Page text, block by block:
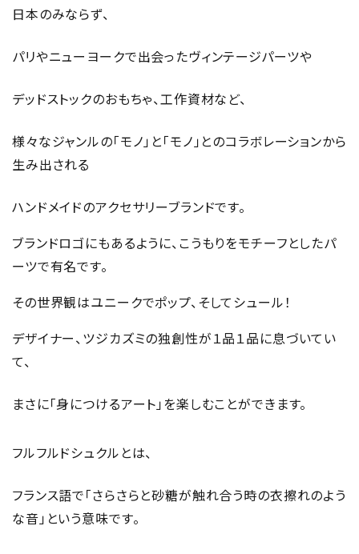
日本のみならず、
パリやニューヨークで出会ったヴィンテージパーツや
デッドストックのおもちゃ、工作資材など、
様々なジャンルの「モノ」と「モノ」とのコラボレーションから
生み出される
ハンドメイドのアクセサリーブランドです。
ブランドロゴにもあるように、こうもりをモチーフとしたパ
ーツで有名です。
その世界観はユニークでポップ、そしてシュール！
デザイナー、ツジカズミの独創性が１品１品に息づいてい
て、
まさに「身につけるアート」を楽しむことができます。
フルフルドシュクルとは、
フランス語で「さらさらと砂糖が触れ合う時の衣擦れのよう
な音」という意味です。